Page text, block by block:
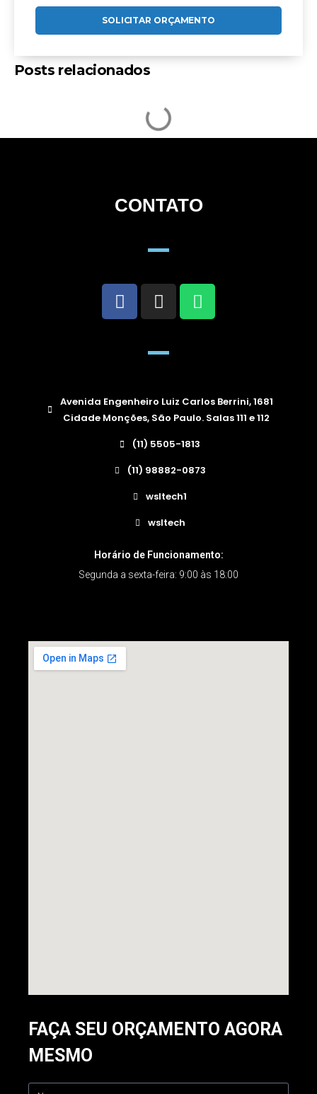
SOLICITAR ORÇAMENTO
Posts relacionados
CONTATO
Avenida Engenheiro Luiz Carlos Berrini, 1681
Cidade Monções, São Paulo. Salas 111 e 112
(11) 5505-1813
(11) 98882-0873
wsltech1
wsltech
Horário de Funcionamento:
Segunda a sexta-feira: 9:00 às 18:00
FAÇA SEU ORÇAMENTO AGORA
MESMO